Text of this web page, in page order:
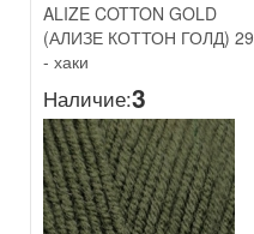
ALIZE COTTON GOLD
(АЛИЗЕ КОТТОН ГОЛД) 29
- хаки
Наличие:3